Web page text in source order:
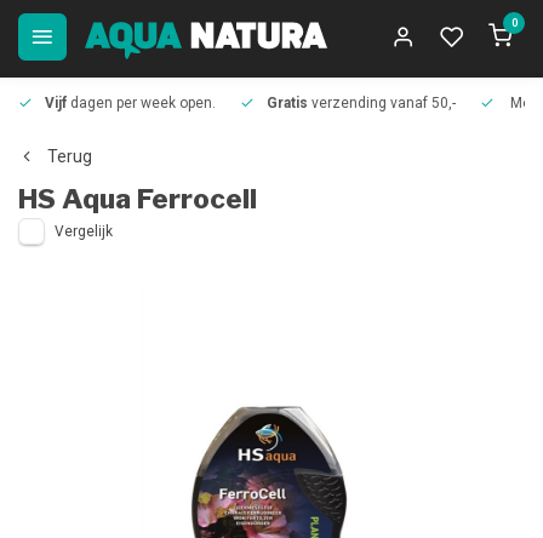
0
Vijf dagen per week open. Gratis verzending vanaf 50,-
Terug
HS Aqua Ferrocell
Vergelijk